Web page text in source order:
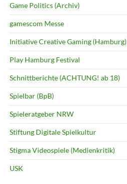
Game Politics (Archiv)
gamescom Messe
Initiative Creative Gaming (Hamburg)
Play Hamburg Festival
Schnittberichte (ACHTUNG! ab 18)
Spielbar (BpB)
Spieleratgeber NRW
Stiftung Digitale Spielkultur
Stigma Videospiele (Medienkritik)
USK